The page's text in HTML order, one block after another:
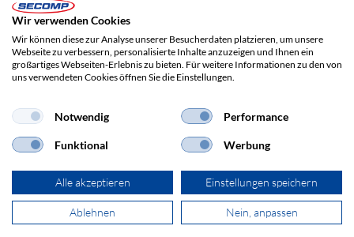
Impressum AGB Haftungsausschluss Datenschutz
© 2026 SECOMP Electronic Components GmbH. Alle Rechte vorbehalten.
powered by polynorm
Wir verwenden Cookies
Wir können diese zur Analyse unserer Besucherdaten platzieren, um unsere
Webseite zu verbessern, personalisierte Inhalte anzuzeigen und Ihnen ein
großartiges Webseiten-Erlebnis zu bieten. Für weitere Informationen zu den von
uns verwendeten Cookies öffnen Sie die Einstellungen.
Notwendig Performance
Funktional Werbung
Alle akzeptieren Einstellungen speichern
Ablehnen Nein, anpassen